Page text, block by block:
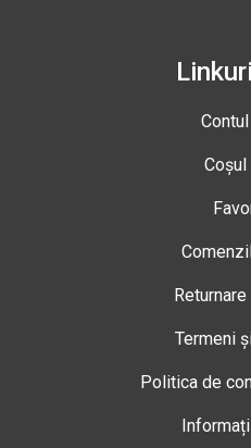
Coșul
Termeni
Politica de